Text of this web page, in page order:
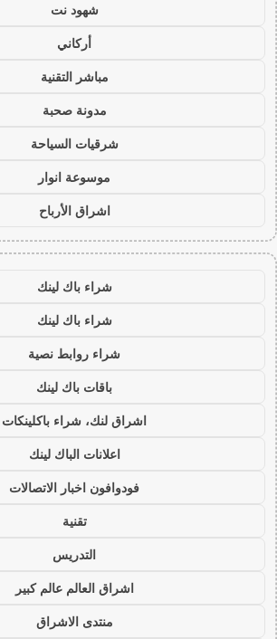
شهود نت
أركاني
مباشر التقنية
مدونة صحبة
شرقيات السياحة
موسوعة انوار
اشراق الأرباح
شراء باك لينك
شراء باك لينك
شراء روابط نصية
باقات باك لينك
اشراق لنك، شراء باكلينكات
اعلانات الباك لينك
فودوافون اخبار الاتصالات
تقنية
التدريس
اشراق العالم عالم كبير
منتدى الاشراق